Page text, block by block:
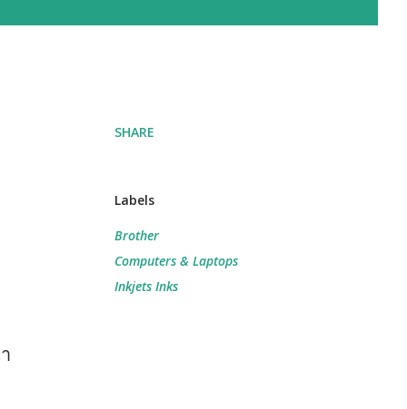
SHARE
Labels
Brother
Computers & Laptops
Inkjets Inks